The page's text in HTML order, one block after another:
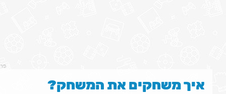
איך משחקים את המשחק?